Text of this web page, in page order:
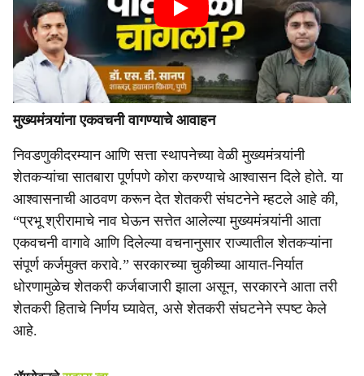
मुख्यमंत्र्यांना एकवचनी वागण्याचे आवाहन
निवडणुकीदरम्यान आणि सत्ता स्थापनेच्या वेळी मुख्यमंत्र्यांनी
शेतकऱ्यांचा सातबारा पूर्णपणे कोरा करण्याचे आश्वासन दिले होते. या
आश्वासनाची आठवण करून देत शेतकरी संघटनेने म्हटले आहे की,
“प्रभू श्रीरामाचे नाव घेऊन सत्तेत आलेल्या मुख्यमंत्र्यांनी आता
एकवचनी वागावे आणि दिलेल्या वचनानुसार राज्यातील शेतकऱ्यांना
संपूर्ण कर्जमुक्त करावे.” सरकारच्या चुकीच्या आयात-निर्यात
धोरणामुळेच शेतकरी कर्जबाजारी झाला असून, सरकारने आता तरी
शेतकरी हिताचे निर्णय घ्यावेत, असे शेतकरी संघटनेने स्पष्ट केले
आहे.